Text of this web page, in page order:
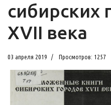
сибирских
XVII века
03 апреля 2019 Просмотров: 1257